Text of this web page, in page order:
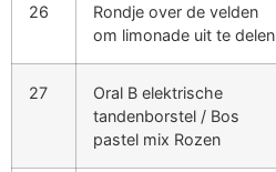
26
Rondje over de velden
om limonade uit te delen
27
Oral B elektrische
tandenborstel / Bos
pastel mix Rozen